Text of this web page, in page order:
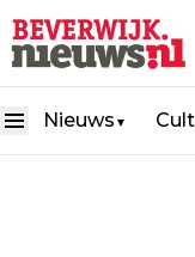
Nieuws ▼